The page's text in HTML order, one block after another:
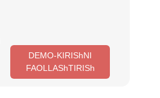
DEMO-KIRIShNI
FAOLLAShTIRISh